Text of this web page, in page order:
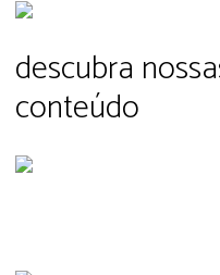
descubra
conteúdo